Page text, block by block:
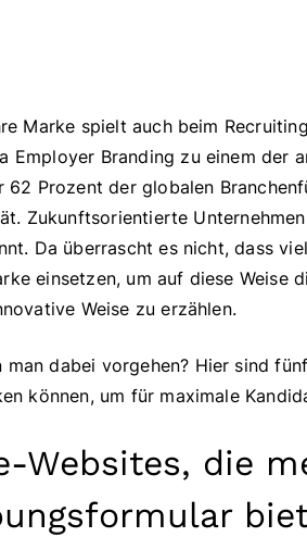
Marke spielt auch beim
Employer Branding zu einem der
62 Prozent der globalen
Zukunftsorientierte
Da überrascht es nicht, dass
einsetzen, um auf diese Weise
Weise zu erzählen.
man dabei vorgehen? Hier sind
können, um für maximale
Websites, die